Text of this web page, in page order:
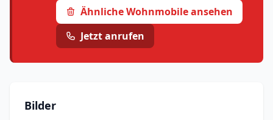
Ähnliche Wohnmobile ansehen
Jetzt anrufen
Bilder